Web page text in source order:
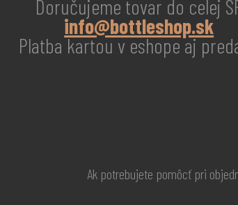
Doručujeme tovar do celej
info@bottleshop.sk
Platba kartou v eshope aj
Ak potrebujete pomôcť pri